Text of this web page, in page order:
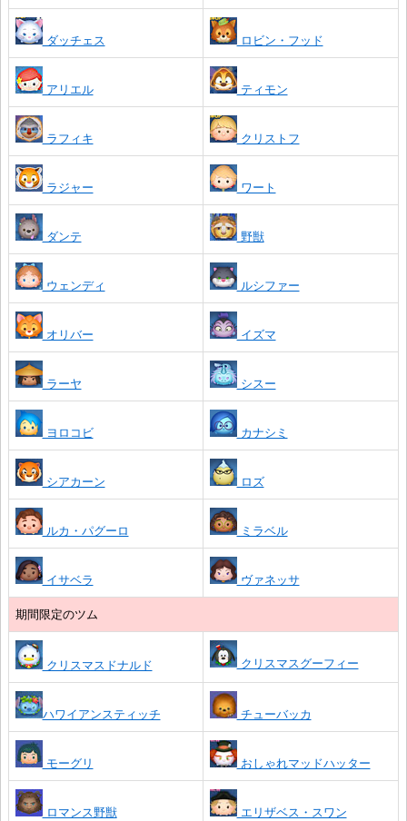
ダッチェス ロビン・フッド
アリエル ティモン
ラフィキ クリストフ
ラジャー ワート
ダンテ 野獣
ウェンディ ルシファー
オリバー イズマ
ラーヤ シスー
ヨロコビ カナシミ
シアカーン ロズ
ルカ・パグーロ ミラベル
イサベラ ヴァネッサ
期間限定のツム
クリスマスドナルド クリスマスグーフィー
ハワイアンスティッチ チューバッカ
モーグリ おしゃれマッドハッター
ロマンス野獣 エリザベス・スワン